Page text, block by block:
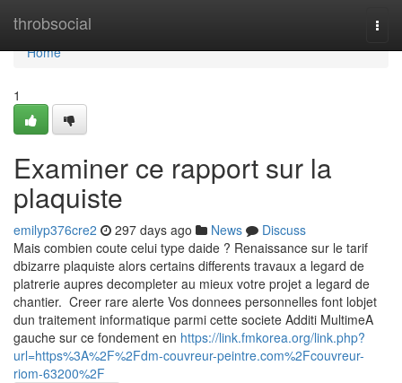
throbsocial
Home
Home
1
Examiner ce rapport sur la
plaquiste
emilyp376cre2 297 days ago News
Discuss
Mais combien coute celui type daide ? Renaissance sur le tarif
dbizarre plaquiste alors certains differents travaux a legard de
platrerie aupres decompleter au mieux votre projet a legard de
chantier. Creer rare alerte Vos donnees personnelles font lobjet
dun traitement informatique parmi cette societe Additi MultimeA
gauche sur ce fondement en https://link.fmkorea.org/link.php?
url=https%3A%2F%2Fdm-couvreur-peintre.com%2Fcouvreur-
riom-63200%2F